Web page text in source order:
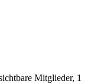
Mitglieder, 1